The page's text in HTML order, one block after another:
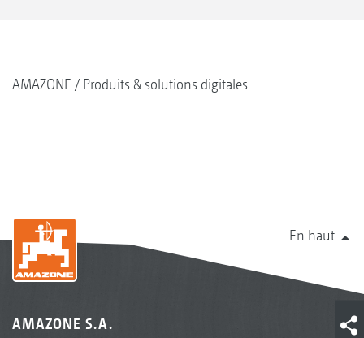
AMAZONE Produits & solutions digitales
En haut
AMAZONE S.A.